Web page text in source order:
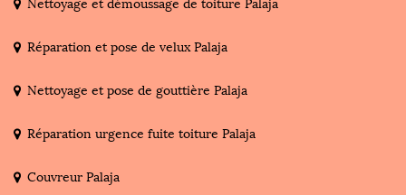
Nettoyage et démoussage de toiture Palaja
Réparation et pose de velux Palaja
Nettoyage et pose de gouttière Palaja
Réparation urgence fuite toiture Palaja
Couvreur Palaja